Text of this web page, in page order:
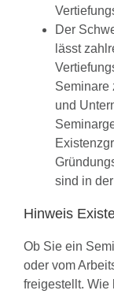
Der
lässt
Seminare
und
sind in
Hinweis
Ob Sie ein
oder vom
freigestellt. Wie